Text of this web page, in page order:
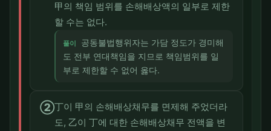
甲의 책임 범위를 손해배상액의 일부로 제한
할 수는 없다.
풀이
공동불법행위자는 가담 정도가 경미해
도 전부 연대책임을 지므로 책임범위를 일
부로 제한할 수 없어 옳다.
②丁이 甲의 손해배상채무를 면제해 주었더라
도, 乙이 丁에 대한 손해배상채무 전액을 변